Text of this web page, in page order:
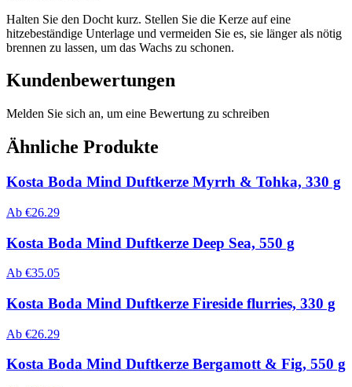
Halten Sie den Docht kurz. Stellen Sie die Kerze auf eine
hitzebeständige Unterlage und vermeiden Sie es, sie länger als nötig
brennen zu lassen, um das Wachs zu schonen.
Kundenbewertungen
Melden Sie sich an, um eine Bewertung zu schreiben
Ähnliche Produkte
Kosta Boda Mind Duftkerze Myrrh & Tohka, 330 g
Ab €26.29
Kosta Boda Mind Duftkerze Deep Sea, 550 g
Ab €35.05
Kosta Boda Mind Duftkerze Fireside flurries, 330 g
Ab €26.29
Kosta Boda Mind Duftkerze Bergamott & Fig, 550 g